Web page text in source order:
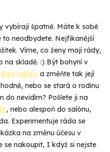
vybírají špatně. Máte k sobě
to neodbydete. Nejfikanější
Víme, co ženy mají rády,
skladě. :) Být bohyní v
kurz vaření a změňte tak její
nebo se stará o rodinu
do nevidím? Pošlete ji na
, nebo alespoň do salónu,
Experimentuje ráda se
na změnu účesu v
se nakoupit, I když si nejste